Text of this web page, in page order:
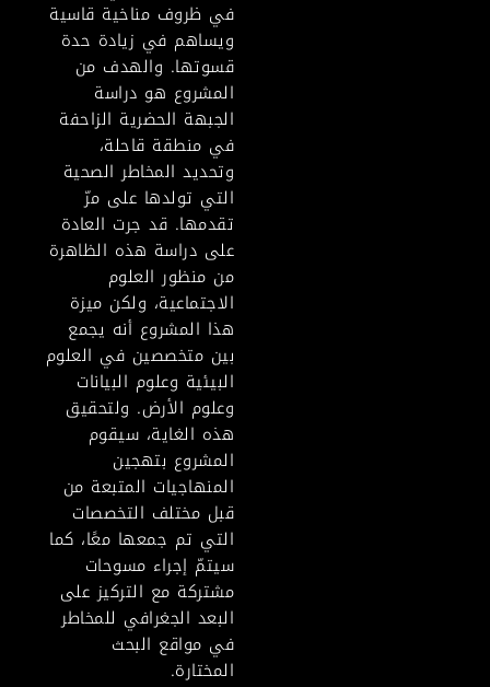
في ظروف مناخية قاسية
ويساهم في زيادة حدة
قسوتها. والهدف من
المشروع هو دراسة
الجبهة الحضرية الزاحفة
في منطقة قاحلة،
وتحديد المخاطر الصحية
التي تولدها على مرّ
تقدمها. قد جرت العادة
على دراسة هذه الظاهرة
من منظور العلوم
الاجتماعية، ولكن ميزة
هذا المشروع أنه يجمع
بين متخصصين في العلوم
البيئية وعلوم البيانات
وعلوم الأرض. ولتحقيق
هذه الغاية، سيقوم
المشروع بتهجين
المنهاجيات المتبعة من
قبل مختلف التخصصات
التي تم جمعها معًا، كما
سيتمّ إجراء مسوحات
مشتركة مع التركيز على
البعد الجغرافي للمخاطر
في مواقع البحث
المختارة.